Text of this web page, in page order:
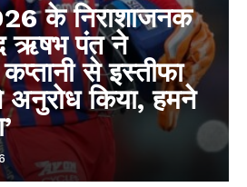
के निराशाजनक
ऋषभ पंत ने
से इस्तीफा
अनुरोध किया, हमने